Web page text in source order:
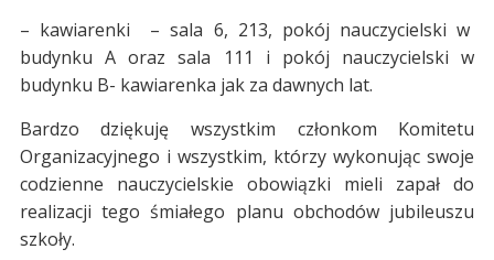
– kawiarenki – sala 6, 213, pokój nauczycielski w
budynku A oraz sala 111 i pokój nauczycielski w
budynku B- kawiarenka jak za dawnych lat.
Bardzo dziękuję wszystkim członkom Komitetu
Organizacyjnego i wszystkim, którzy wykonując swoje
codzienne nauczycielskie obowiązki mieli zapał do
realizacji tego śmiałego planu obchodów jubileuszu
szkoły.